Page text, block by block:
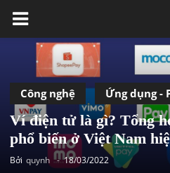
Công nghệ Ứng dụng -
Ví điện tử là gì? Tổng
phổ biến ở Việt Nam
Bởi quynh - 18/03/2022